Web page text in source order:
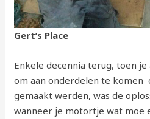
Gert’s Place
Enkele decennia terug, toen
om aan onderdelen te komen
gemaakt werden, was de
wanneer je motortje wat moe